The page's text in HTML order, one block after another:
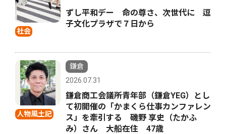
社会
ずし平和デー 命の尊さ、次世代に 逗
子文化プラザで７日から
人物風土記
鎌倉
2026.07.31
鎌倉商工会議所青年部（鎌倉YEG）とし
て初開催の「かまくら仕事カンファレン
ス」を牽引する 磯野 享史（たかふ
み）さん 大船在住 47歳